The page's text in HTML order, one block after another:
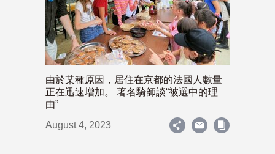
由於某種原因，居住在京都的法國人數量
正在迅速增加。 著名騎師談“被選中的理
由”
August 4, 2023